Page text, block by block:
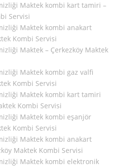
Maktek kombi kart tamiri –
Servisi
Maktek kombi anakart
Kombi Servisi
Maktek – Çerkezköy Maktek
Maktek kombi gaz valfi
Kombi Servisi
Maktek kombi kart tamiri
Kombi Servisi
Maktek kombi eşanjör
Kombi Servisi
Maktek kombi anakart
Maktek Kombi Servisi
Maktek kombi elektronik